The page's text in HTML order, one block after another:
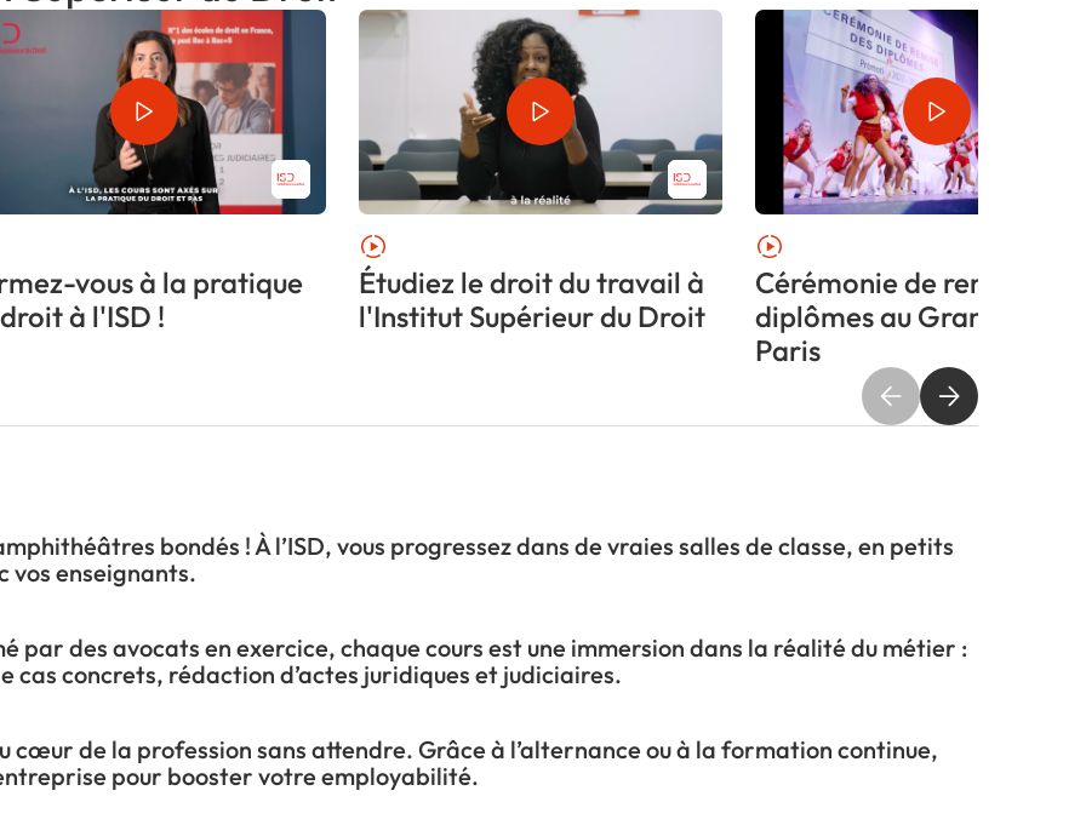
vous à la pratique
à l'ISD !
Étudiez le droit du travail à
l'Institut Supérieur du Droit
Cérémonie de remise de
diplômes au Grand Rex à
Paris
bondés ! À l’ISD, vous progressez dans de vraies salles de classe, en petits
vos enseignants.
par des avocats en exercice, chaque cours est une immersion dans la réalité du métier :
cas concrets, rédaction d’actes juridiques et judiciaires.
cœur de la profession sans attendre. Grâce à l’alternance ou à la formation continue,
pour booster votre employabilité.